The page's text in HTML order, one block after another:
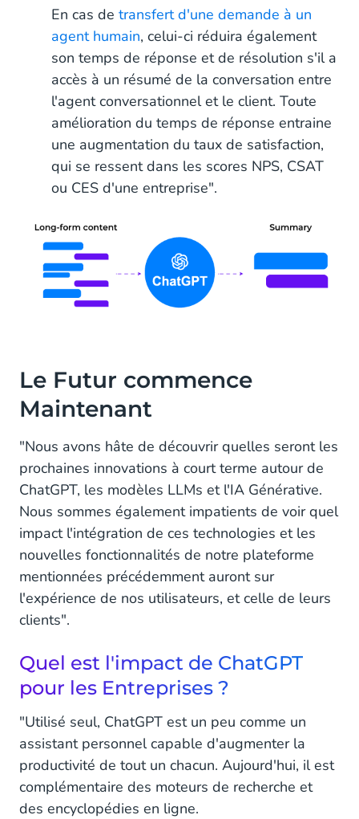
En cas de transfert d'une demande à un
agent humain, celui-ci réduira également
son temps de réponse et de résolution s'il a
accès à un résumé de la conversation entre
l'agent conversationnel et le client. Toute
amélioration du temps de réponse entraine
une augmentation du taux de satisfaction,
qui se ressent dans les scores NPS, CSAT
ou CES d'une entreprise".
Le Futur commence
Maintenant
"Nous avons hâte de découvrir quelles seront les
prochaines innovations à court terme autour de
ChatGPT, les modèles LLMs et l'IA Générative.
Nous sommes également impatients de voir quel
impact l'intégration de ces technologies et les
nouvelles fonctionnalités de notre plateforme
mentionnées précédemment auront sur
l'expérience de nos utilisateurs, et celle de leurs
clients".
Quel est l'impact de ChatGPT
pour les Entreprises ?
"Utilisé seul, ChatGPT est un peu comme un
assistant personnel capable d'augmenter la
productivité de tout un chacun. Aujourd'hui, il est
complémentaire des moteurs de recherche et
des encyclopédies en ligne.